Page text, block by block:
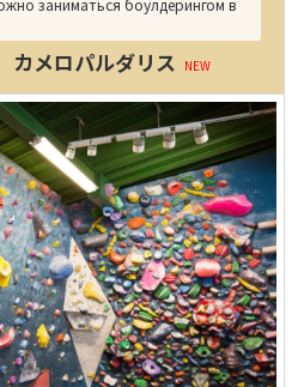
メロパルダリス NEW